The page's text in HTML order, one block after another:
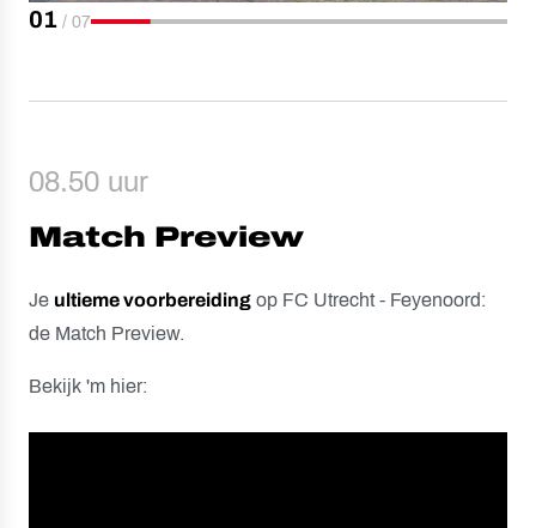
01 / 07
Match Preview
08.50 uur
Je ultieme voorbereiding op FC Utrecht - Feyenoord:
de Match Preview.
Bekijk 'm hier: